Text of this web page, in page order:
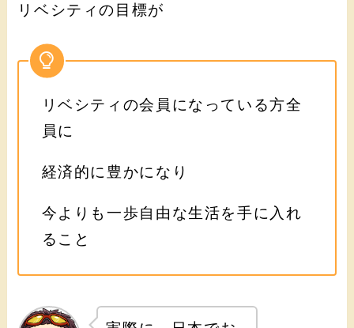
リベシティの目標が
リベシティの会員になっている方全
員に
経済的に豊かになり
今よりも一歩自由な生活を手に入れ
ること